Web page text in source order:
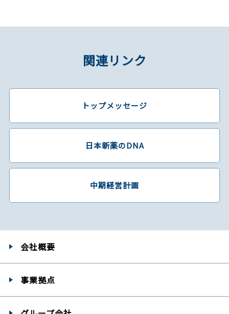
関連リンク
トップメッセージ
日本新薬のDNA
中期経営計画
会社概要
事業拠点